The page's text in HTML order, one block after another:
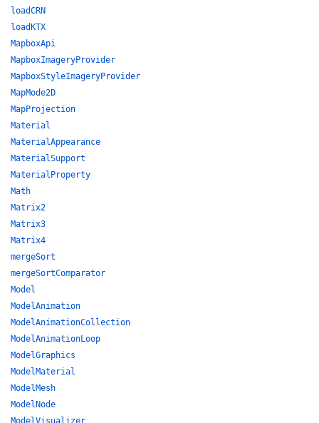
loadCRN
loadKTX
MapboxApi
MapboxImageryProvider
MapboxStyleImageryProvider
MapMode2D
MapProjection
Material
MaterialAppearance
MaterialSupport
MaterialProperty
Math
Matrix2
Matrix3
Matrix4
mergeSort
mergeSortComparator
Model
ModelAnimation
ModelAnimationCollection
ModelAnimationLoop
ModelGraphics
ModelMaterial
ModelMesh
ModelNode
ModelVisualizer